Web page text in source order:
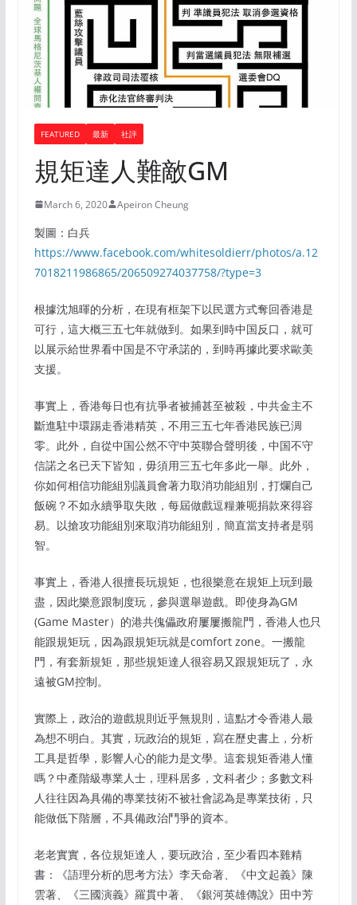
FEATURED 最新 社評
規矩達人難敵GM
March 6, 2020 Apeiron Cheung
製圖：白兵
https://www.facebook.com/whitesoldierr/photos/a.12
7018211986865/206509274037758/?type=3
根據沈旭暉的分析，在現有框架下以民選方式奪回香港是
可行，這大概三五七年就做到。如果到時中国反口，就可
以展示給世界看中国是不守承諾的，到時再據此要求歐美
支援。
事實上，香港每日也有抗爭者被捕甚至被殺，中共金主不
斷進駐中環踢走香港精英，不用三五七年香港民族已淍
零。此外，自從中国公然不守中英聯合聲明後，中国不守
信諾之名已天下皆知，毋須用三五七年多此一舉。此外，
你如何相信功能組別議員會著力取消功能組別，打爛自己
飯碗？不如永續爭取失敗，每屆做戲逗糧兼呃捐款來得容
易。以搶攻功能組別來取消功能組別，簡直當支持者是弱
智。
事實上，香港人很擅長玩規矩，也很樂意在規矩上玩到最
盡，因此樂意跟制度玩，參與選舉遊戲。即使身為GM
(Game Master）的港共傀儡政府屢屢搬龍門，香港人也只
能跟規矩玩，因為跟規矩玩就是comfort zone。一搬龍
門，有套新規矩，那些規矩達人很容易又跟規矩玩了，永
遠被GM控制。
實際上，政治的遊戲規則近乎無規則，這點才令香港人最
為想不明白。其實，玩政治的規矩，寫在歷史書上，分析
工具是哲學，影響人心的能力是文學。這套規矩香港人懂
嗎？中產階級專業人士，理科居多，文科者少；多數文科
人往往因為具備的專業技術不被社會認為是專業技術，只
能做低下階層，不具備政治鬥爭的資本。
老老實實，各位規矩達人，要玩政治，至少看四本雞精
書：《語理分析的思考方法》李天命著、《中文起義》陳
雲著、《三國演義》羅貫中著、《銀河英雄傳說》田中芳